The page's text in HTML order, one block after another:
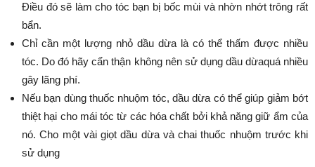
Điều đó sẽ làm cho tóc bạn bị bốc mùi và nhờn nhớt trông rất
bẩn.
Chỉ cần một lượng nhỏ dầu dừa là có thể thấm được nhiều
tóc. Do đó hãy cẩn thận không nên sử dụng dầu dừaquá nhiều
gây lãng phí.
Nếu bạn dùng thuốc nhuộm tóc, dầu dừa có thể giúp giảm bớt
thiệt hại cho mái tóc từ các hóa chất bởi khả năng giữ ẩm của
nó. Cho một vài giọt dầu dừa và chai thuốc nhuộm trước khi
sử dụng